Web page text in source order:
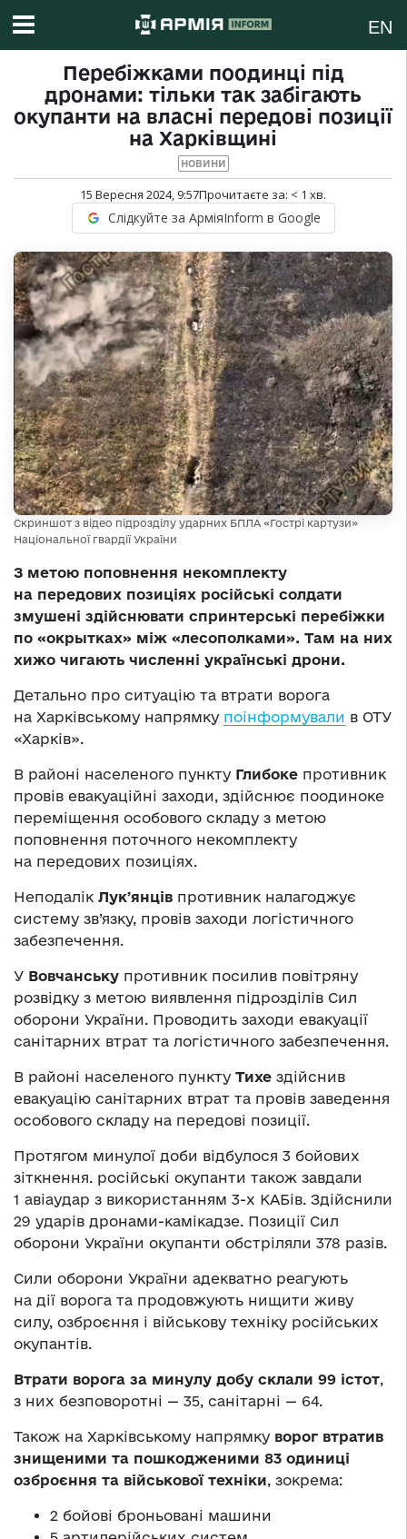
EN
Перебіжками поодинці під
дронами: тільки так забігають
окупанти на власні передові позиції
на Харківщині
НОВИНИ
15 Вересня 2024, 9:57Прочитаєте за: < 1 хв.
Слідкуйте за АрміяInform в Google
Скриншот з відео підрозділу ударних БПЛА «Гострі картузи»
Національної гвардії України
З метою поповнення некомплекту
на передових позиціях російські солдати
змушені здійснювати спринтерські перебіжки
по «окрытках» між «лесополками». Там на них
хижо чигають численні українські дрони.
Детально про ситуацію та втрати ворога
на Харківському напрямку поінформували в ОТУ
«Харків».
В районі населеного пункту Глибоке противник
провів евакуаційні заходи, здійснює поодиноке
переміщення особового складу з метою
поповнення поточного некомплекту
на передових позиціях.
Неподалік Лукʼянців противник налагоджує
систему зв’язку, провів заходи логістичного
забезпечення.
У Вовчанську противник посилив повітряну
розвідку з метою виявлення підрозділів Сил
оборони України. Проводить заходи евакуації
санітарних втрат та логістичного забезпечення.
В районі населеного пункту Тихе здійснив
евакуацію санітарних втрат та провів заведення
особового складу на передові позиції.
Протягом минулої доби відбулося 3 бойових
зіткнення. російські окупанти також завдали
1 авіаудар з використанням 3-х КАБів. Здійснили
29 ударів дронами-камікадзе. Позиції Сил
оборони України окупанти обстріляли 378 разів.
Сили оборони України адекватно реагують
на дії ворога та продовжують нищити живу
силу, озброєння і військову техніку російських
окупантів.
Втрати ворога за минулу добу склали 99 істот,
з них безповоротні — 35, санітарні — 64.
Також на Харківському напрямку ворог втратив
знищеними та пошкодженими 83 одиниці
озброєння та військової техніки, зокрема:
2 бойові броньовані машини